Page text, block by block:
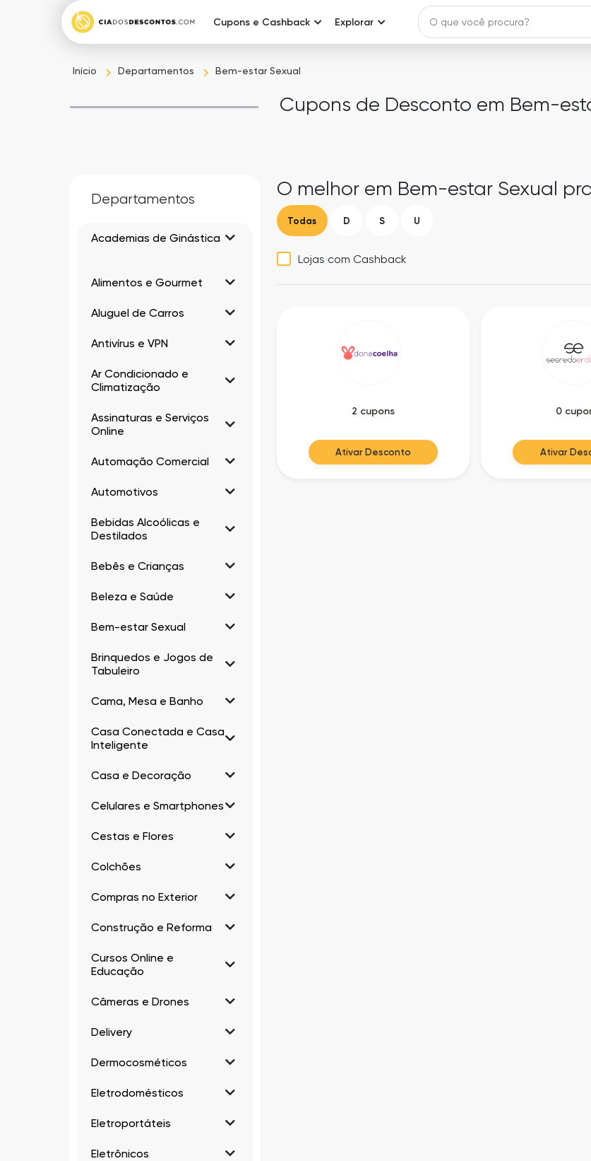
Cupons e Cashback Explorar
Início Departamentos Bem-estar Sexual
Cupons de Desconto em Bem-
Departamentos
Academias de Ginástica
Alimentos e Gourmet
Aluguel de Carros
Antivírus e VPN
Ar Condicionado e
Climatização
Assinaturas e Serviços
Online
Automação Comercial
Automotivos
Bebidas Alcoólicas e
Destilados
Bebês e Crianças
Beleza e Saúde
Bem-estar Sexual
Brinquedos e Jogos de
Tabuleiro
Cama, Mesa e Banho
Casa Conectada e Casa
Inteligente
Casa e Decoração
Celulares e Smartphones
Cestas e Flores
Colchões
Compras no Exterior
Construção e Reforma
Cursos Online e
Educação
Câmeras e Drones
Delivery
Dermocosméticos
Eletrodomésticos
Eletroportáteis
Eletrônicos
O melhor em Bem-estar Sexual
Todas D S U
Lojas com Cashback
2 cupons
Ativar Desconto
0
Ativar